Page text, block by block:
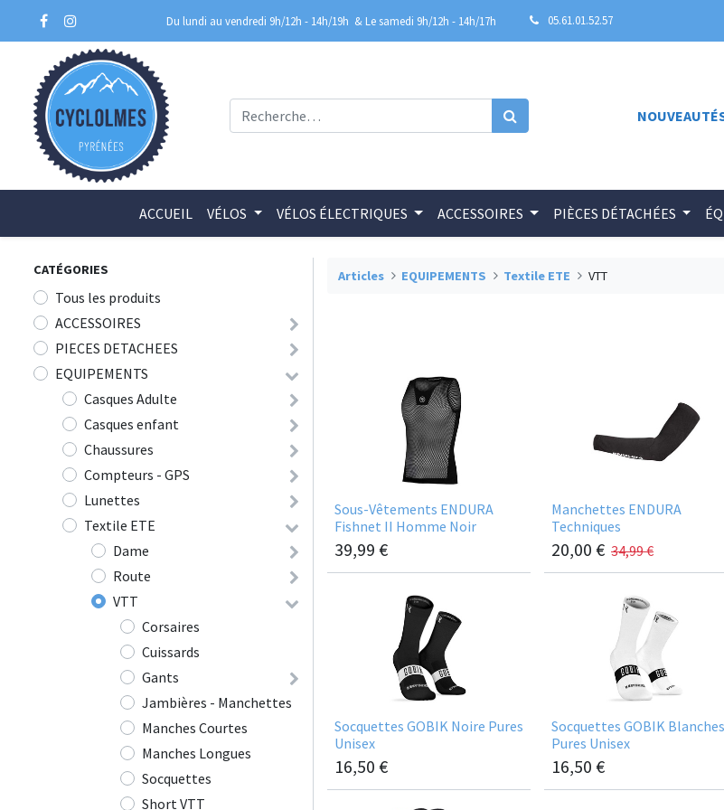
Du lundi au vendredi 9h/12h - 14h/19h & Le samedi 9h/12h - 14h/17h 05.61.01.52.57
ACCUEIL VÉLOS VÉLOS ÉLECTRIQUES ACCESSOIRES PIÈCES DÉTACHÉES
CATÉGORIES
Tous les produits
ACCESSOIRES
PIECES DETACHEES
EQUIPEMENTS
Casques Adulte
Casques enfant
Chaussures
Compteurs - GPS
Lunettes
Textile ETE
Dame
Route
VTT
Corsaires
Cuissards
Gants
Jambières - Manchettes
Manches Courtes
Manches Longues
Socquettes
Short VTT
Articles EQUIPEMENTS Textile ETE VTT
Sous-Vêtements ENDURA
Fishnet II Homme Noir
39,99 €
Manchettes ENDURA
Techniques
20,00 € 34,99€
Socquettes GOBIK Noire Pures
Unisex
16,50 €
Socquettes GOBIK Blanches
Pures Unisex
16,50 €